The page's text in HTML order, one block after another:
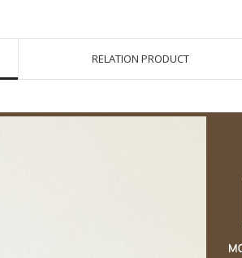
RELATION PRODUCT